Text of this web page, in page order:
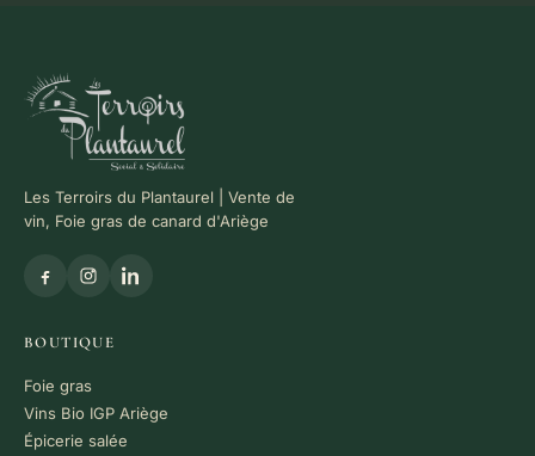
Les Terroirs du Plantaurel | Vente de
vin, Foie gras de canard d'Ariège
BOUTIQUE
Foie gras
Vins Bio IGP Ariège
Épicerie salée